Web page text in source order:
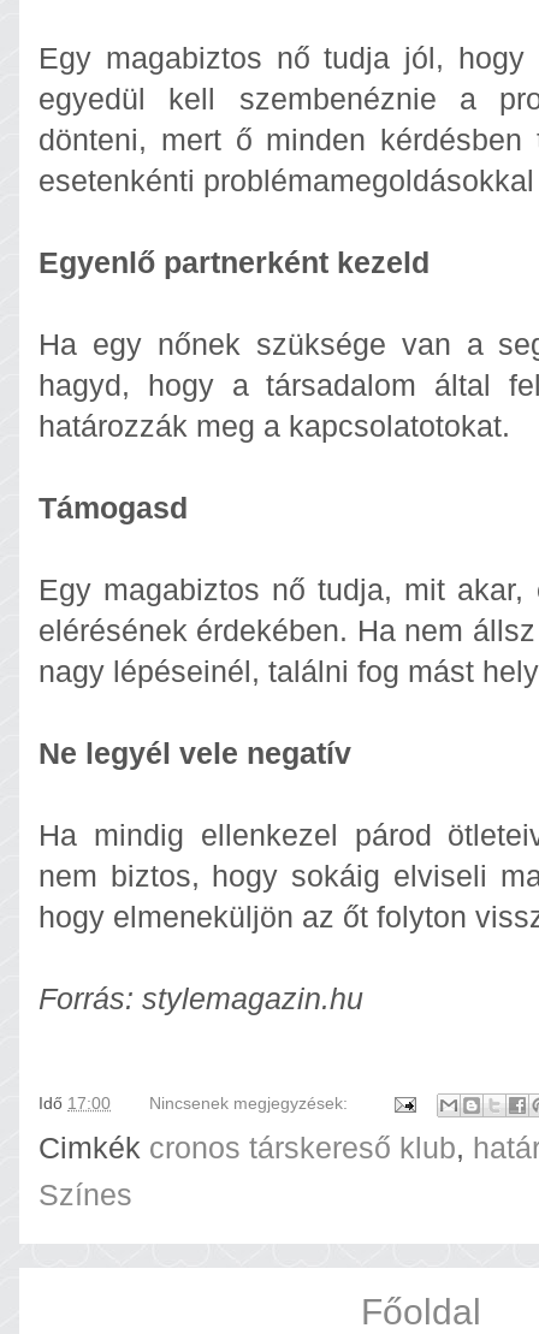
Egy magabiztos nő tudja jól,
egyedül kell szembenéznie a
dönteni, mert ő minden
esetenkénti
Egyenlő partnerként kezeld
Ha egy nőnek szüksége van a
hagyd, hogy a társadalom által
határozzák meg a kapcsolatotokat.
Támogasd
Egy magabiztos nő tudja, mit
elérésének érdekében. Ha nem
nagy lépéseinél, találni fog mást
Ne legyél vele negatív
Ha mindig ellenkezel párod
nem biztos, hogy sokáig elviseli
hogy elmeneküljön az őt folyton
Forrás: stylemagazin.hu
Idő 17:00 Nincsenek megjegyzések:
Cimkék cronos társkereső klub,
Színes
Főoldal